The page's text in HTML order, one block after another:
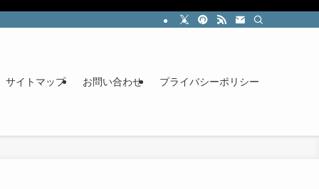
サイトマップ お問い合わせ プライバシーポリシー